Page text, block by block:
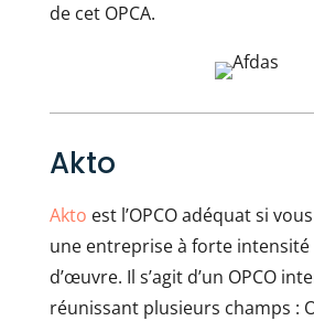
de cet OPCA.
Akto
Akto est l’OPCO adéquat si
une entreprise à forte intensité
d’œuvre. Il s’agit d’un OPCO
réunissant plusieurs champs :